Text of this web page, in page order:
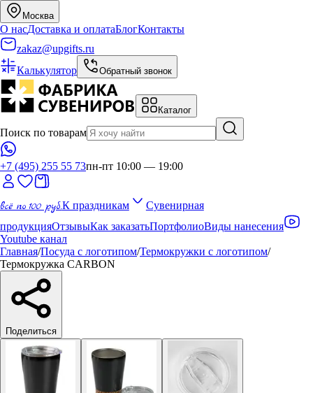
Москва
О насДоставка и оплатаБлогКонтакты
zakaz@upgifts.ru
Калькулятор
Обратный звонок
Каталог
Поиск по товарам
+7 (495) 255 55 73пн-пт 10:00 — 19:00
всё по 100 руб.К праздникам
Сувенирная
продукцияОтзывыКак заказатьПортфолиоВиды нанесения
Youtube канал
Главная/Посуда с логотипом/Термокружки с логотипом/
Термокружка CARBON
Поделиться